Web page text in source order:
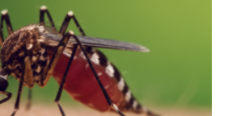
von Millionen Jahren
sticht eine Gruppe heraus,
Natur vorkommt: die
Einige Arten
aus Zellfäden dichte Geflechte
Gestalt. Was auffällig ist: Die